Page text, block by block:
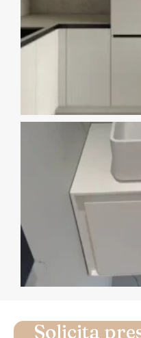
Solicita